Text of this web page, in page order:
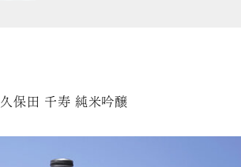
よって、丸みを帯びたよりまろや
久保田 千寿 純米吟醸